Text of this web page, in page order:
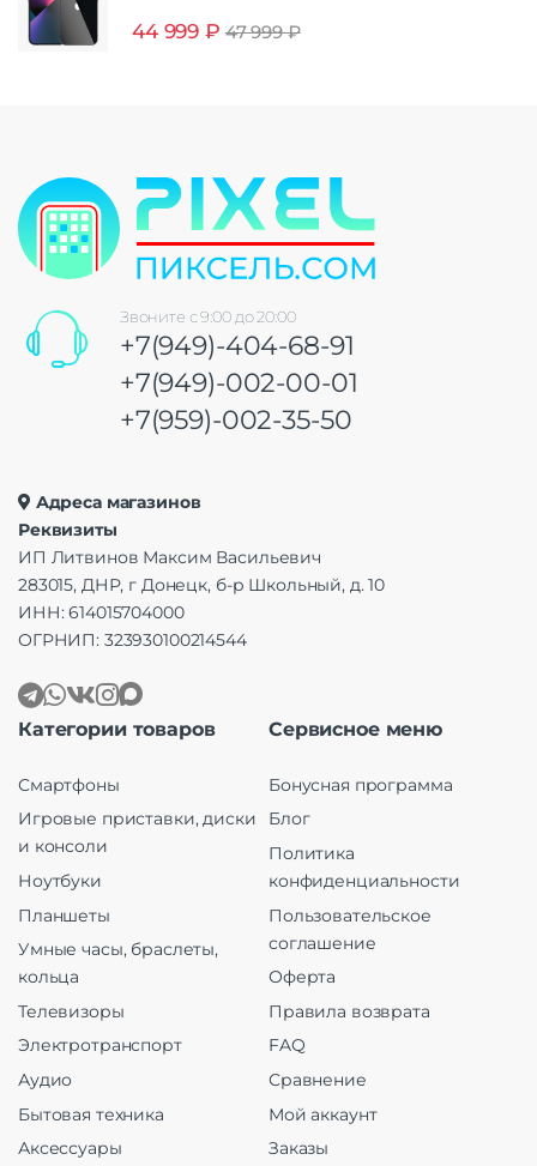
44 999 ₽ 47 999₽
Звоните с 9:00 до 20:00
+7(949)-404-68-91
+7(949)-002-00-01
+7(959)-002-35-50
Адреса магазинов
Реквизиты
ИП Литвинов Максим Васильевич
283015, ДНР, г Донецк, б-р Школьный, д. 10
ИНН: 614015704000
ОГРНИП: 323930100214544
Категории товаров
Смартфоны
Игровые приставки, диски
и консоли
Ноутбуки
Планшеты
Умные часы, браслеты,
кольца
Телевизоры
Электротранспорт
Аудио
Бытовая техника
Аксессуары
Сервисное меню
Бонусная программа
Блог
Политика
конфиденциальности
Пользовательское
соглашение
Оферта
Правила возврата
FAQ
Сравнение
Мой аккаунт
Заказы